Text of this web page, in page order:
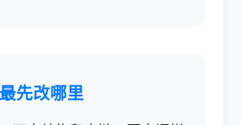
最先改哪里